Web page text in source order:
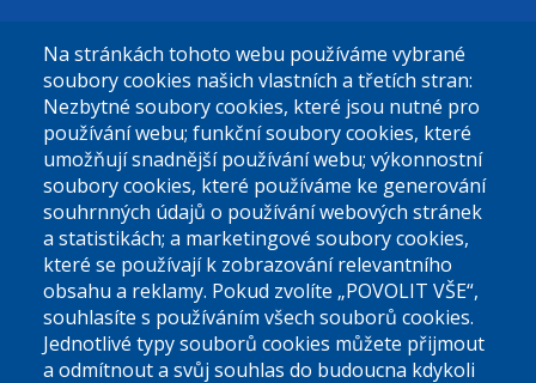
El. podatelna (bez el. podpisu):
podatelna@praha9.cz
Úřední dny:
Po a St: 08.00-12.00; 13.00-18.00
Na stránkách tohoto webu používáme vybrané
soubory cookies našich vlastních a třetích stran:
Nezbytné soubory cookies, které jsou nutné pro
používání webu; funkční soubory cookies, které
umožňují snadnější používání webu; výkonnostní
soubory cookies, které používáme ke generování
souhrnných údajů o používání webových stránek
a statistikách; a marketingové soubory cookies,
které se používají k zobrazování relevantního
obsahu a reklamy. Pokud zvolíte „POVOLIT VŠE“,
souhlasíte s používáním všech souborů cookies.
Jednotlivé typy souborů cookies můžete přijmout
a odmítnout a svůj souhlas do budoucna kdykoli